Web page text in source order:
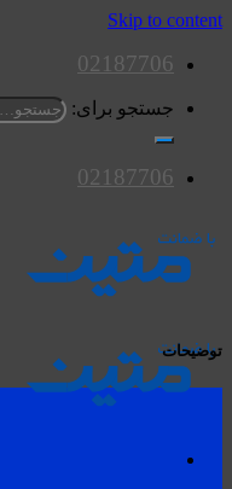
Skip to content
02187706
جستجو برای:
02187706
توضیحات